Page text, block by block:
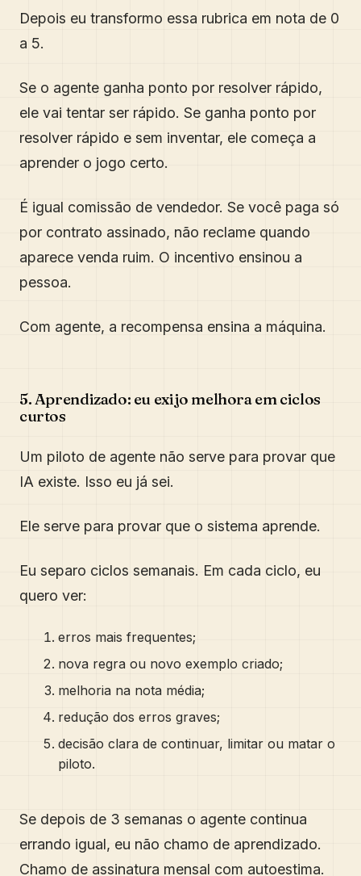
Depois eu transformo essa rubrica em nota de 0
a 5.
Se o agente ganha ponto por resolver rápido,
ele vai tentar ser rápido. Se ganha ponto por
resolver rápido e sem inventar, ele começa a
aprender o jogo certo.
É igual comissão de vendedor. Se você paga só
por contrato assinado, não reclame quando
aparece venda ruim. O incentivo ensinou a
pessoa.
Com agente, a recompensa ensina a máquina.
5. Aprendizado: eu exijo melhora em ciclos
curtos
Um piloto de agente não serve para provar que
IA existe. Isso eu já sei.
Ele serve para provar que o sistema aprende.
Eu separo ciclos semanais. Em cada ciclo, eu
quero ver:
erros mais frequentes;
nova regra ou novo exemplo criado;
melhoria na nota média;
redução dos erros graves;
decisão clara de continuar, limitar ou matar o
piloto.
Se depois de 3 semanas o agente continua
errando igual, eu não chamo de aprendizado.
Chamo de assinatura mensal com autoestima.